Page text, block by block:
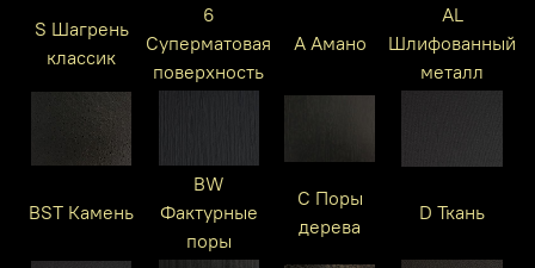
S Шагрень
классик
6
Суперматовая
поверхность
A Амано
AL
Шлифованный
металл
BST Камень
BW
Фактурные
поры
C Поры
дерева
D Ткань